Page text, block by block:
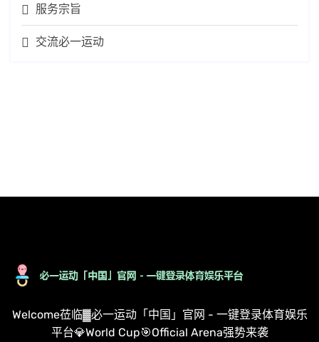
服务宗旨
交流必一运动
Welcome莅临▓必一运动「中国」官网 - 一键登录体育娱乐
平台💎World Cup🎯Official Arena强势来袭